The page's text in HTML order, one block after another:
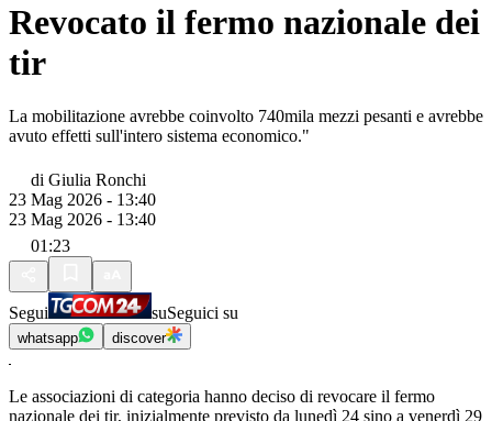
Revocato il fermo nazionale dei
tir
La mobilitazione avrebbe coinvolto 740mila mezzi pesanti e avrebbe
avuto effetti sull'intero sistema economico."
di Giulia Ronchi
23 Mag 2026 - 13:40
23 Mag 2026 - 13:40
01:23
Segui suSeguici su
whatsapp discover
Le associazioni di categoria hanno deciso di revocare il fermo
nazionale dei tir, inizialmente previsto da lunedì 24 sino a venerdì 29